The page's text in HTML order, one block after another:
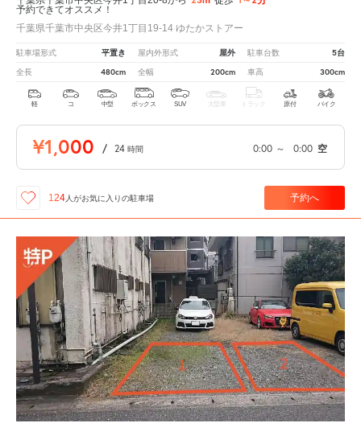
予約できてオススメ！
千葉県千葉市中央区今井1丁目19-14 ゆたかストアー
駐車場形式 平置き 屋内外形式 屋外 駐車台数 5台
全長 480cm 全幅 200cm 車高 300cm
軽 コ 中型 ボックス SUV 大型車 トラック 原付 バイク
¥1,000 / 24 時間 0:00 ～ 0:00 空
124 人がお気に入りの駐車場 予約へ